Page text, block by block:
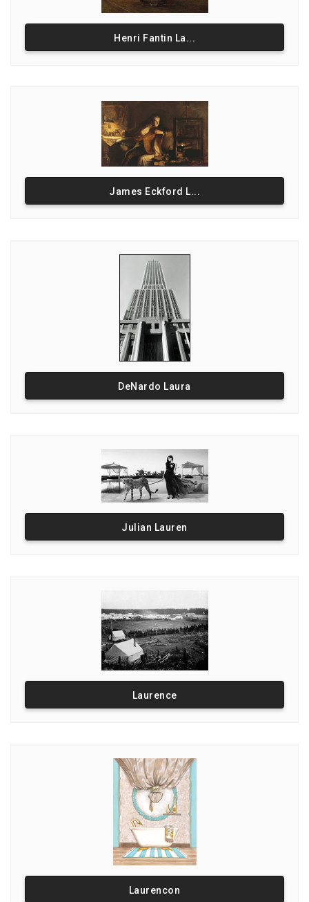
Henri Fantin La...
James Eckford L...
DeNardo Laura
Julian Lauren
Laurence
Laurencon